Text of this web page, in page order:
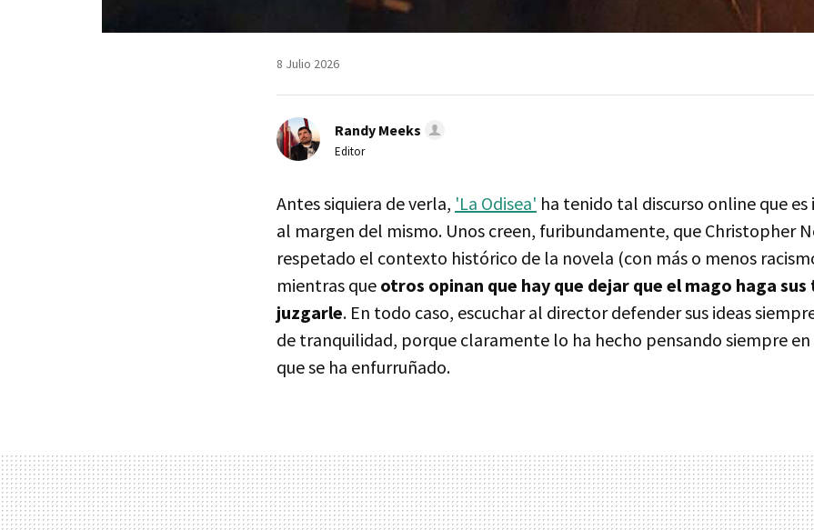
8 Julio 2026
Randy Meeks
Editor
Antes siquiera de verla, 'La Odisea' ha tenido tal discurso online que
al margen del mismo. Unos creen, furibundamente, que Christopher
respetado el contexto histórico de la novela (con más o menos
mientras que otros opinan que hay que dejar que el mago haga
juzgarle. En todo caso, escuchar al director defender sus ideas
de tranquilidad, porque claramente lo ha hecho pensando siempre en
que se ha enfurruñado.